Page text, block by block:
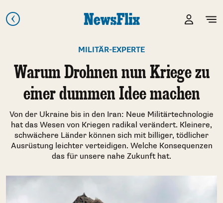
MILITÄR-EXPERTE
Warum Drohnen nun Kriege zu
einer dummen Idee machen
Von der Ukraine bis in den Iran: Neue Militärtechnologie
hat das Wesen von Kriegen radikal verändert. Kleinere,
schwächere Länder können sich mit billiger, tödlicher
Ausrüstung leichter verteidigen. Welche Konsequenzen
das für unsere nahe Zukunft hat.